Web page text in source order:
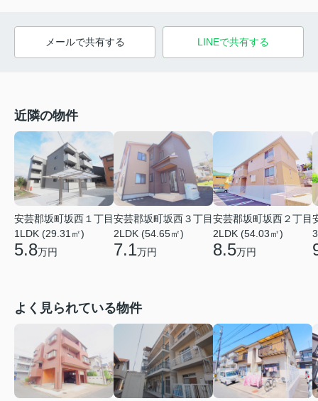
メールで共有する LINEで共有する
近隣の物件
安芸郡坂町坂西１丁目
1LDK (29.31㎡)
5.8万円
安芸郡坂町坂西３丁目
2LDK (54.65㎡)
7.1万円
安芸郡坂町坂西２丁目
2LDK (54.03㎡)
8.5万円
よく見られている物件